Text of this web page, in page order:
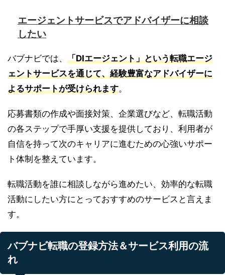
エージェントサービスでアドバイザーに相談
したい
バブナビでは、 「DIエージェント」という転職エージ
ェントサービスを通じて、経験豊富なアドバイザーに
よるサポートが受けられます。
応募書類の作成や面接対策、企業選びなど、転職活動
の各ステップで手厚い支援を提供しており、利用者が
自信を持って次のキャリアに進むための心強いサポー
ト体制を整えています。
転職活動を誰に相談しながら進めたい、効率的な転職
活動にしたい方にとっておすすめのサービスと言えま
す。
バブナビ転職の登録方法＆サービス利用の流
れ